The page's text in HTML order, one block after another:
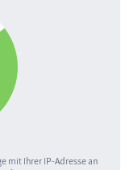
mit Ihrer IP-Adresse an